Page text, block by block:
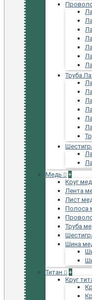
Труба
Медь
+
Круг
Лента
Лист
Полоса
Труба
Шина
Титан
+
Круг